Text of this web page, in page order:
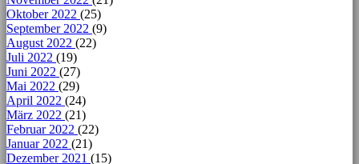
Oktober 2022 (25)
September 2022 (9)
August 2022 (22)
Juli 2022 (19)
Juni 2022 (27)
Mai 2022 (29)
April 2022 (24)
März 2022 (21)
Februar 2022 (22)
Januar 2022 (21)
Dezember 2021 (15)